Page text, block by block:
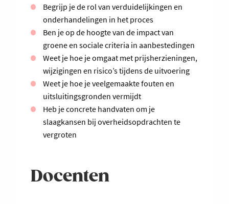
Begrijp je de rol van verduidelijkingen en
onderhandelingen in het proces
Ben je op de hoogte van de impact van
groene en sociale criteria in aanbestedingen
Weet je hoe je omgaat met prijsherzieningen,
wijzigingen en risico’s tijdens de uitvoering
Weet je hoe je veelgemaakte fouten en
uitsluitingsgronden vermijdt
Heb je concrete handvaten om je
slaagkansen bij overheidsopdrachten te
vergroten
Docenten